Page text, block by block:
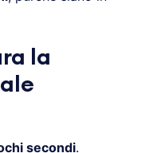
la
secondi.